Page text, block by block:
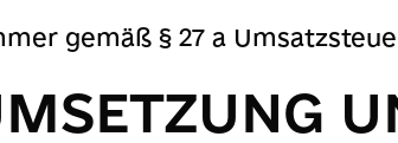
gemäß § 27 a